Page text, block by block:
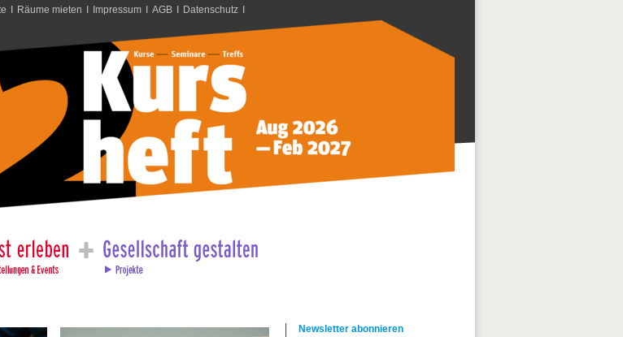
I Räume mieten I Impressum I AGB I Datenschutz I
Newsletter abonnieren